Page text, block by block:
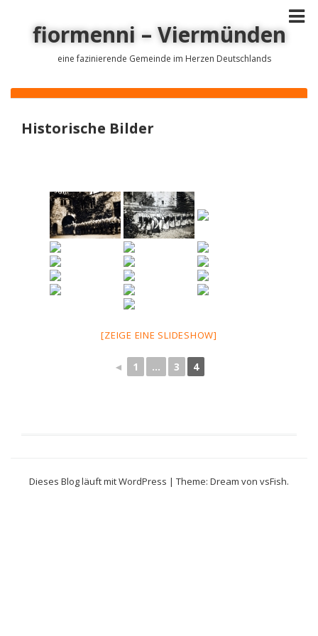
fiormenni – Viermünden
eine fazinierende Gemeinde im Herzen Deutschlands
Historische Bilder
[ZEIGE EINE SLIDESHOW]
◄ 1 ... 3 4
Dieses Blog läuft mit WordPress | Theme: Dream von vsFish.